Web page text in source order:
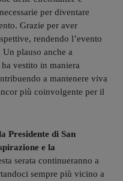
per diventare
Grazie per aver
rendendo l’evento
Un plauso anche a
vestito in maniera
a mantenere viva
più coinvolgente per il
Presidente di San
e la
serata continueranno a
sempre più vicino a